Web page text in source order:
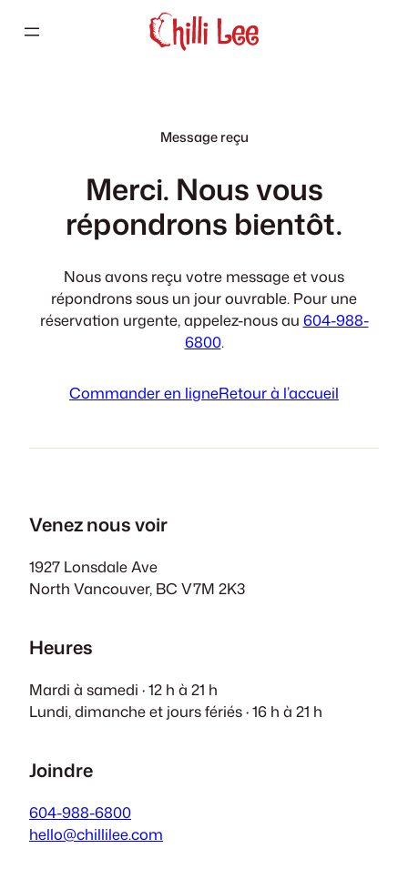
Message reçu
Merci. Nous vous
répondrons bientôt.
Nous avons reçu votre message et vous
répondrons sous un jour ouvrable. Pour une
réservation urgente, appelez-nous au 604-988-
6800.
Commander en ligneRetour à l’accueil
Venez nous voir
1927 Lonsdale Ave
North Vancouver, BC V7M 2K3
Heures
Mardi à samedi · 12 h à 21 h
Lundi, dimanche et jours fériés · 16 h à 21 h
Joindre
604-988-6800
hello@chillilee.com